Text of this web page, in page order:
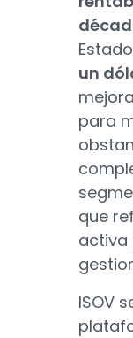
un
para
que
activa
ISOV